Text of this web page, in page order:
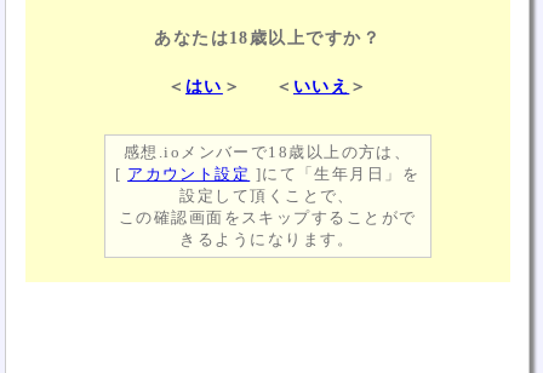
あなたは18歳以上ですか？
＜ はい ＞ ＜ いいえ ＞
感想.ioメンバーで18歳以上の方は、
[ アカウント設定 ]にて「生年月日」を
設定して頂くことで、
この確認画面をスキップすることがで
きるようになります。